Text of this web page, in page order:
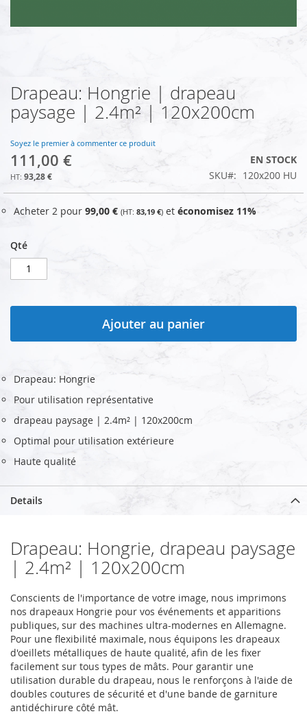
Skip
to
the
of
the
images
gallery
Drapeau: Hongrie | drapeau
paysage | 2.4m² | 120x200cm
Soyez le premier à commenter ce produit
111,00 €
93,28 €
EN STOCK
SKU
120x200 HU
Acheter 2 pour 99,00 € 83,19 € et économisez 11%
Qté
Ajouter au panier
Drapeau: Hongrie
Pour utilisation représentative
drapeau paysage | 2.4m² | 120x200cm
Optimal pour utilisation extérieure
Haute qualité
Details
Drapeau: Hongrie, drapeau paysage
| 2.4m² | 120x200cm
Conscients de l'importance de votre image, nous imprimons
nos drapeaux Hongrie pour vos événements et apparitions
publiques, sur des machines ultra-modernes en Allemagne.
Pour une flexibilité maximale, nous équipons les drapeaux
d'oeillets métalliques de haute qualité, afin de les fixer
facilement sur tous types de mâts. Pour garantir une
utilisation durable du drapeau, nous le renforçons à l'aide de
doubles coutures de sécurité et d'une bande de garniture
antidéchirure côté mât.